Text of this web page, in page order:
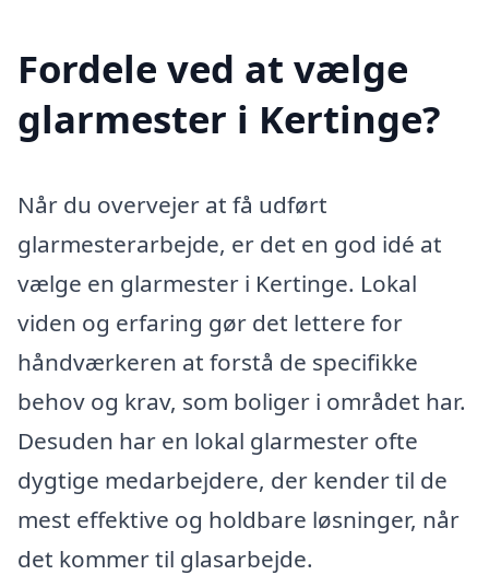
Fordele ved at vælge
glarmester i Kertinge?
Når du overvejer at få udført
glarmesterarbejde, er det en god idé at
vælge en glarmester i Kertinge. Lokal
viden og erfaring gør det lettere for
håndværkeren at forstå de specifikke
behov og krav, som boliger i området har.
Desuden har en lokal glarmester ofte
dygtige medarbejdere, der kender til de
mest effektive og holdbare løsninger, når
det kommer til glasarbejde.